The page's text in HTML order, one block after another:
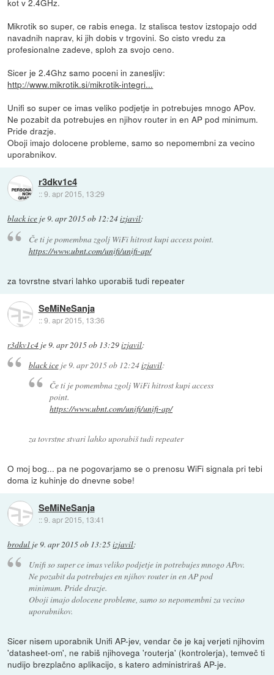
Mikrotik so super, ce rabis enega. Iz stalisca testov izstopajo odd
navadnih naprav, ki jih dobis v trgovini. So cisto vredu za
profesionalne zadeve, sploh za svojo ceno.
Sicer je 2.4Ghz samo poceni in zanesljiv:
http://www.mikrotik.si/mikrotik-integri...
Unifi so super ce imas veliko podjetje in potrebujes mnogo APov.
Ne pozabit da potrebujes en njihov router in en AP pod minimum.
Pride drazje.
Oboji imajo dolocene probleme, samo so nepomembni za vecino
uporabnikov.
r3dkv1c4
::9. apr 2015, 13:29
black ice je9. apr 2015 ob 12:24izjavil:
Če ti je pomembna zgolj WiFi hitrost kupi access point.
https://www.ubnt.com/unifi/unifi-ap/
za tovrstne stvari lahko uporabiš tudi repeater
SeMiNeSanja
::9. apr 2015, 13:36
r3dkv1c4 je 9. apr 2015 ob 13:29izjavil:
black iceje9. apr 2015 ob 12:24izjavil:
Če ti je pomembna zgolj WiFi hitrost kupi access
point.
https://www.ubnt.com/unifi/unifi-ap/
za tovrstne stvari lahko uporabiš tudi repeater
O moj bog... pa ne pogovarjamo se o prenosu WiFi signala pri tebi
doma iz kuhinje do dnevne sobe!
SeMiNeSanja
::9. apr 2015, 13:41
brodul je9. apr 2015 ob 13:25izjavil:
Unifi so super ce imas veliko podjetje in potrebujes mnogo APov.
Ne pozabit da potrebujes en njihov router in en AP pod
minimum. Pride drazje.
Oboji imajo dolocene probleme, samo so nepomembni za vecino
uporabnikov.
Sicer nisem uporabnik Unifi AP-jev, vendar če je kaj verjeti njihovim
'datasheet-om', ne rabiš njihovega 'routerja' (kontrolerja), temveč ti
nudijo brezplačno aplikacijo, s katero administriraš AP-je.